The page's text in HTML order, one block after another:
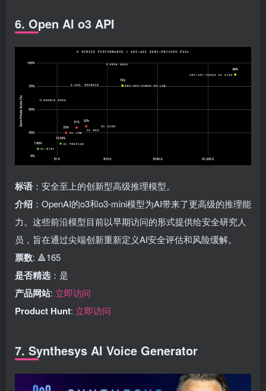
6. Open AI o3 API
标语 ：安全至上的创新型高级推理模型。
介绍 ：OpenAI的o3和o3-mini模型为AI带来了更高级的推理能
力。这些前沿模型目前以早期访问的形式提供给安全研究人
员，旨在通过尖端创新重新定义AI安全评估和风险缓解。
票数: 🔺165
是否精选 ：是
产品网站: 立即访问
Product Hunt: 立即访问
7. Synthesys AI Voice Generator